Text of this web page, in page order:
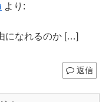
より:
になれるのか […]
返信